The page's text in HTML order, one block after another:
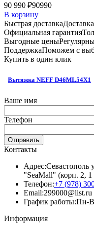
90 990 ₽90990
В корзину
Быстрая доставка
Официальная гарантия
Выгодные цены
ПоддержкаПоможем с
Купить в один клик
Вытяжка NEFF D46ML54X1
Ваше имя
Телефон
Отправить
Контакты
Адрес:Севастополь
"SeaMall" (корп. 2, 1
Телефон:+7 (978)
Email:299000@list.ru
График работы:Пн-
Информация